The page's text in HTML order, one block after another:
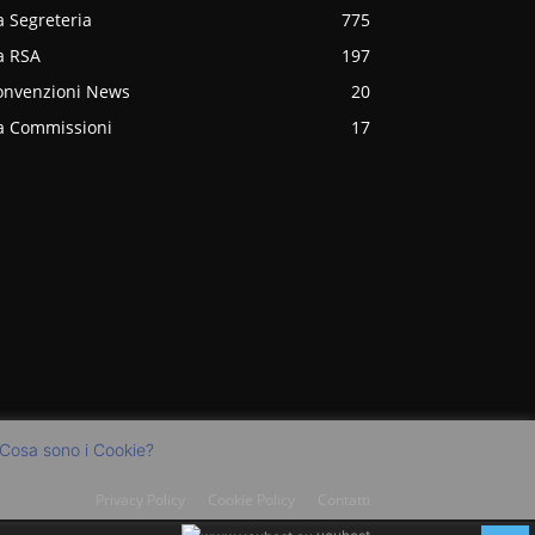
Segreteria
775
RSA
197
News
20
Commissioni
17
Cosa sono i Cookie?